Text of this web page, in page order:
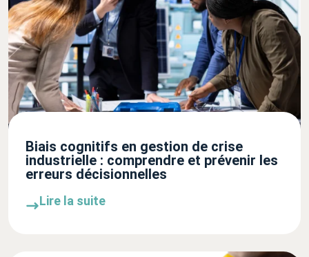
Biais cognitifs en gestion de crise
industrielle : comprendre et prévenir les
erreurs décisionnelles
Lire la suite